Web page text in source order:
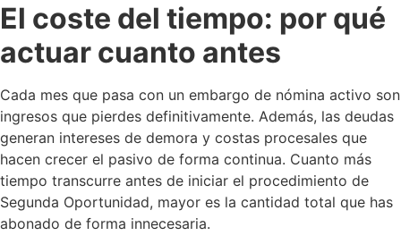
El coste del tiempo: por qué
actuar cuanto antes
Cada mes que pasa con un embargo de nómina activo son
ingresos que pierdes definitivamente. Además, las deudas
generan intereses de demora y costas procesales que
hacen crecer el pasivo de forma continua. Cuanto más
tiempo transcurre antes de iniciar el procedimiento de
Segunda Oportunidad, mayor es la cantidad total que has
abonado de forma innecesaria.